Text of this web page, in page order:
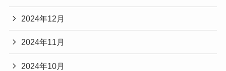
2024年12月
2024年11月
2024年10月